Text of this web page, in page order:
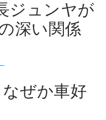
ジュンヤが
深い関係
ぜか車好